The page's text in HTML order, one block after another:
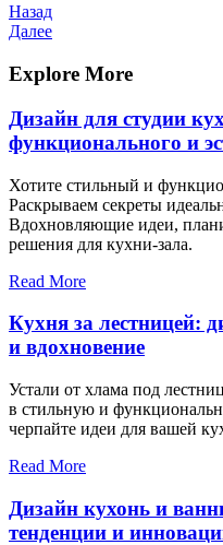
Навигация
по
записям
Предыдущая
запись
Назад
Следующая
Далее
Explore More
Дизайн для студии
функционального и
Хотите стильный и
Раскрываем секреты
Вдохновляющие идеи,
решения для кухни-зала.
Read More
Кухня за лестницей:
и вдохновение
Устали от хлама под
в стильную и
черпайте идеи для вашей
Read More
Дизайн кухонь и
тенденции и